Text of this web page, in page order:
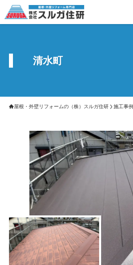
清水町
屋根・外壁リフォームの（株）スルガ住研 施工事例